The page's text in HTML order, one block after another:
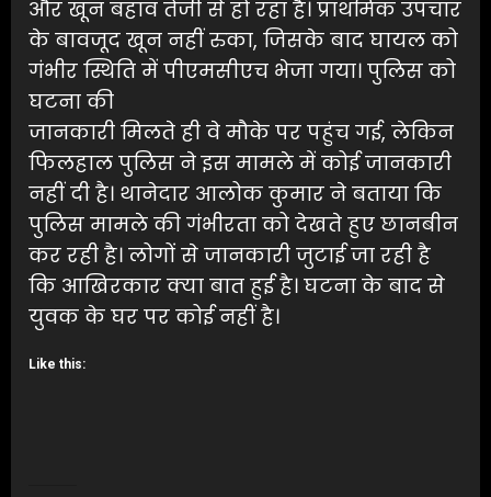
और खून बहाव तेजी से हो रहा है। प्राथमिक उपचार
के बावजूद खून नहीं रुका, जिसके बाद घायल को
गंभीर स्थिति में पीएमसीएच भेजा गया। पुलिस को
घटना की
जानकारी मिलते ही वे मौके पर पहुंच गई, लेकिन
फिलहाल पुलिस ने इस मामले में कोई जानकारी
नहीं दी है। थानेदार आलोक कुमार ने बताया कि
पुलिस मामले की गंभीरता को देखते हुए छानबीन
कर रही है। लोगों से जानकारी जुटाई जा रही है
कि आखिरकार क्या बात हुई है। घटना के बाद से
युवक के घर पर कोई नहीं है।
Like this: